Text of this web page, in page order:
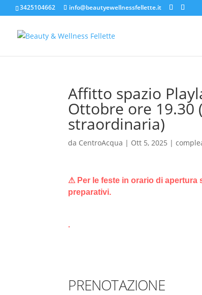
3425104662 info@beautyewellnessfellette.it
Affitto spazio
Ottobre ore 19.30
straordinaria)
da CentroAcqua | Ott 5, 2025 |
⚠ Per le feste in orario di apertura
preparativi.
.
PRENOTAZIONE